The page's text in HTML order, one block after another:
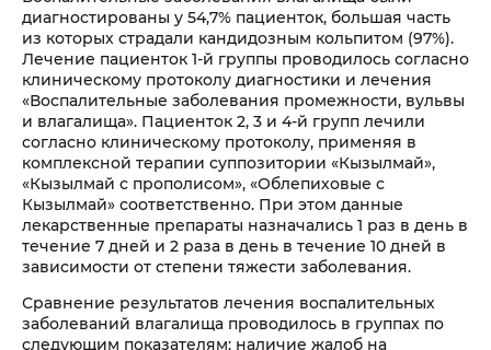
диагностированы у 54,7% пациенток, большая часть
из которых страдали кандидозным кольпитом (97%).
Лечение пациенток 1-й группы проводилось согласно
клиническому протоколу диагностики и лечения
«Воспалительные заболевания промежности, вульвы
и влагалища». Пациенток 2, 3 и 4-й групп лечили
согласно клиническому протоколу, применяя в
комплексной терапии суппозитории «Кызылмай»,
«Кызылмай с прополисом», «Облепиховые с
Кызылмай» соответственно. При этом данные
лекарственные препараты назначались 1 раз в день в
течение 7 дней и 2 раза в день в течение 10 дней в
зависимости от степени тяжести заболевания.
Сравнение результатов лечения воспалительных
заболеваний влагалища проводилось в группах по
следующим показателям: наличие жалоб на